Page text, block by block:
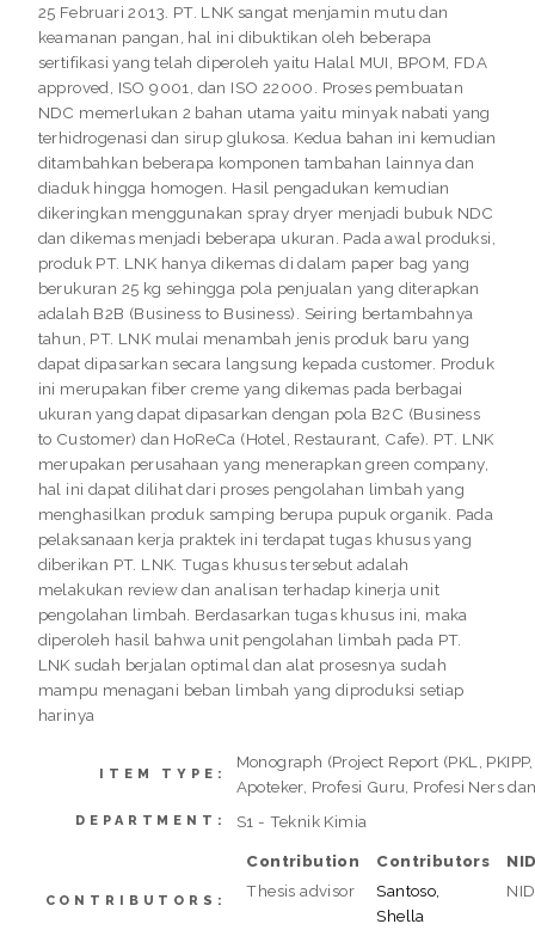
25 Februari 2013. PT. LNK sangat menjamin mutu dan
keamanan pangan, hal ini dibuktikan oleh beberapa
sertifikasi yang telah diperoleh yaitu Halal MUI, BPOM, FDA
approved, ISO 9001, dan ISO 22000. Proses pembuatan
NDC memerlukan 2 bahan utama yaitu minyak nabati yang
terhidrogenasi dan sirup glukosa. Kedua bahan ini kemudian
ditambahkan beberapa komponen tambahan lainnya dan
diaduk hingga homogen. Hasil pengadukan kemudian
dikeringkan menggunakan spray dryer menjadi bubuk NDC
dan dikemas menjadi beberapa ukuran. Pada awal produksi,
produk PT. LNK hanya dikemas di dalam paper bag yang
berukuran 25 kg sehingga pola penjualan yang diterapkan
adalah B2B (Business to Business). Seiring bertambahnya
tahun, PT. LNK mulai menambah jenis produk baru yang
dapat dipasarkan secara langsung kepada customer. Produk
ini merupakan fiber creme yang dikemas pada berbagai
ukuran yang dapat dipasarkan dengan pola B2C (Business
to Customer) dan HoReCa (Hotel, Restaurant, Cafe). PT. LNK
merupakan perusahaan yang menerapkan green company,
hal ini dapat dilihat dari proses pengolahan limbah yang
menghasilkan produk samping berupa pupuk organik. Pada
pelaksanaan kerja praktek ini terdapat tugas khusus yang
diberikan PT. LNK. Tugas khusus tersebut adalah
melakukan review dan analisan terhadap kinerja unit
pengolahan limbah. Berdasarkan tugas khusus ini, maka
diperoleh hasil bahwa unit pengolahan limbah pada PT.
LNK sudah berjalan optimal dan alat prosesnya sudah
mampu menagani beban limbah yang diproduksi setiap
harinya
ITEM TYPE:
Monograph (Project Report (PKL,
Apoteker, Profesi Guru, Profesi Ners
DEPARTMENT: S1 - Teknik Kimia
CONTRIBUTORS:
Contribution Contributors
Thesis advisor
Santoso,
Shella